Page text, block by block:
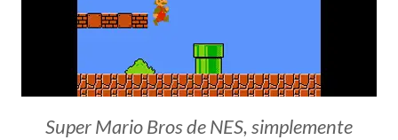
Super Mario Bros de NES, simplemente